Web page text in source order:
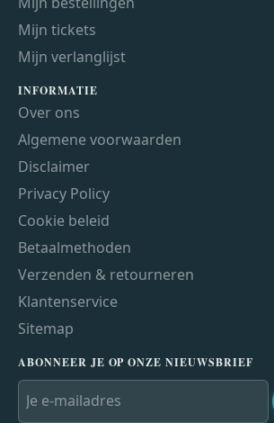
Mijn tickets
Mijn verlanglijst
INFORMATIE
Over ons
Algemene voorwaarden
Disclaimer
Privacy Policy
Cookie beleid
Betaalmethoden
Verzenden & retourneren
Klantenservice
Sitemap
ABONNEER JE OP ONZE NIEUWSBRIEF